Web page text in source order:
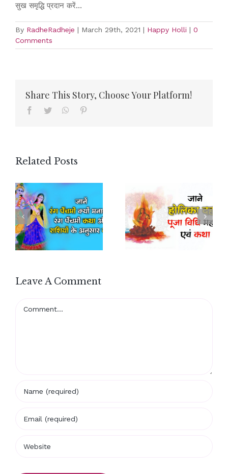
सुख समृद्धि प्रदान करें…
By RadheRadheje | March 29th, 2021 | Happy Holli | 0
Comments
Share This Story, Choose Your Platform!
Facebook
Twitter WhatsApp
Related Posts
Leave A Comment